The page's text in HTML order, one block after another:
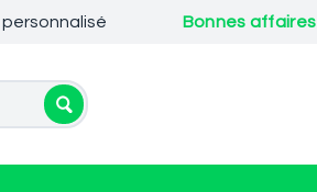
personnalisé Bonnes affaires